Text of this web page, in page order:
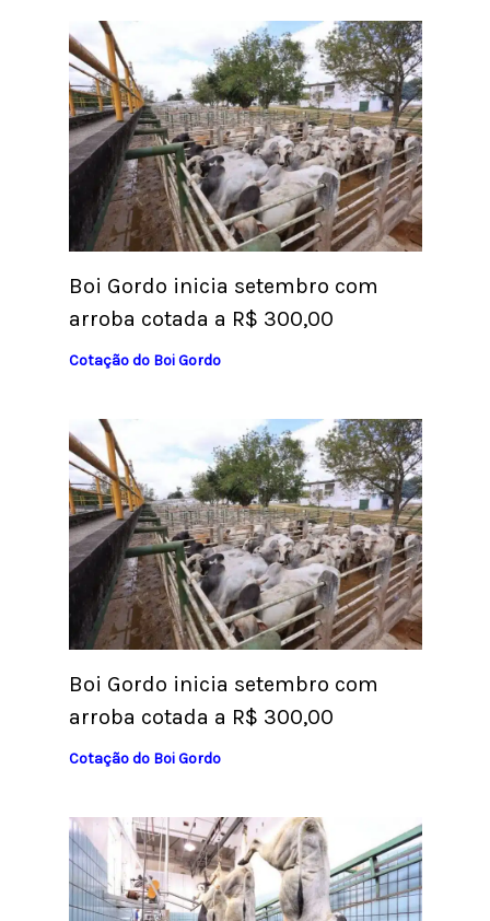
Boi Gordo inicia setembro com
arroba cotada a R$ 300,00
Cotação do Boi Gordo
Boi Gordo inicia setembro com
arroba cotada a R$ 300,00
Cotação do Boi Gordo